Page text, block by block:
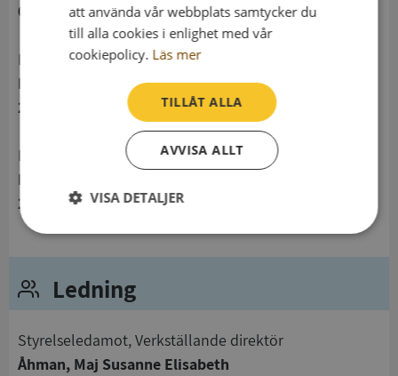
0406199040
Postadress
Porfyrvägen 14
224 78 Lund
Porfyrvägen 14
224 78 Lund
Ledning
Styrelseledamot, Verkställande direktör
Åhman, Maj Susanne Elisabeth
att använda vår webbplats samtycker du
till alla cookies i enlighet med vår
cookiepolicy. Läs mer
TILLÅT ALLA
AVVISA ALLT
VISA DETALJER
Strikt
Prestanda Inriktning